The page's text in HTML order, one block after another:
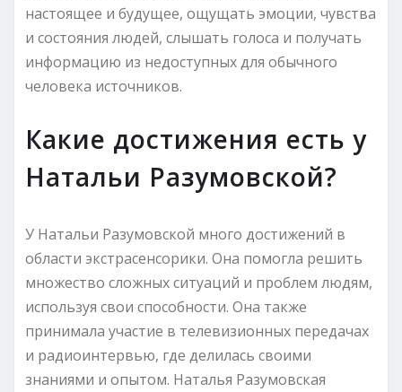
настоящее и будущее, ощущать эмоции, чувства
и состояния людей, слышать голоса и получать
информацию из недоступных для обычного
человека источников.
Какие достижения есть у
Натальи Разумовской?
У Натальи Разумовской много достижений в
области экстрасенсорики. Она помогла решить
множество сложных ситуаций и проблем людям,
используя свои способности. Она также
принимала участие в телевизионных передачах
и радиоинтервью, где делилась своими
знаниями и опытом. Наталья Разумовская